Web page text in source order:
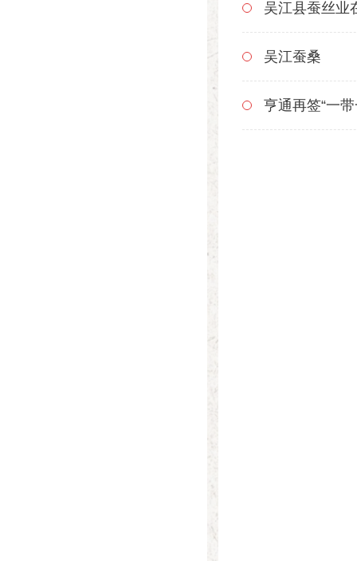
吴江县蚕丝业
吴江蚕桑
亨通再签“一